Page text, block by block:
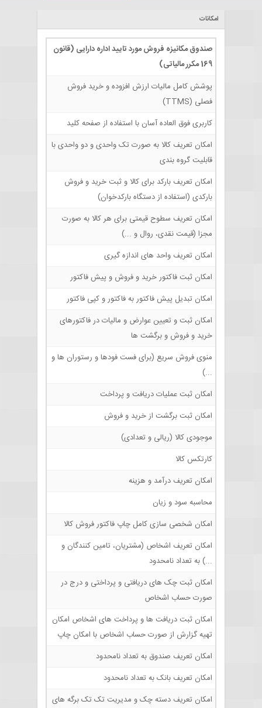
امکانات
صندوق مکانیزه فروش مورد تایید اداره دارایی (قانون
169 مکرر مالیاتی)
پوشش کامل مالیات ارزش افزوده و خرید فروش
فصلی (TTMS)
کاربری فوق العاده آسان با استفاده از صفحه کلید
امکان تعریف کالا به صورت تک واحدی و دو واحدی با
قابلیت گروه بندی
امکان تعریف بارکد برای کالا و ثبت خرید و فروش
بارکدی (استفاده از دستگاه بارکدخوان)
امکان تعریف سطوح قیمتی برای هر کالا به صورت
مجزا (قیمت نقدی، روال و ...)
امکان تعریف واحد های اندازه گیری
امکان ثبت فاکتور خرید و فروش و پیش فاکتور
امکان تبدیل پیش فاکتور به فاکتور و کپی فاکتور
امکان ثبت و تعیین عوارض و مالیات در فاکتورهای
خرید و فروش و برگشت ها
منوی فروش سریع (برای فست فودها و رستوران ها و
...)
امکان ثبت عملیات دریافت و پرداخت
امکان ثبت برگشت از خرید و فروش
موجودی کالا (ریالی و تعدادی)
کارتکس کالا
امکان تعریف درآمد و هزینه
محاسبه سود و زیان
امکان شخصی سازی کامل چاپ فاکتور فروش کالا
امکان تعریف اشخاص (مشتریان، تامین کنندگان و
...) به تعداد نامحدود
امکان ثبت چک های دریافتی و پرداختی و درج در
صورت حساب اشخاص
امکان ثبت دریافت ها و پرداخت های اشخاص امکان
تهیه گزارش از صورت حساب اشخاص با امکان چاپ
امکان تعریف صندوق به تعداد نامحدود
امکان تعریف بانک به تعداد نامحدود
امکان تعریف دسته چک و مدیریت تک تک برگه های